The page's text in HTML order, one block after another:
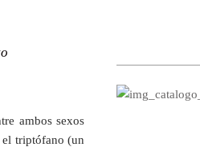
ambos sexos
el triptófano (un